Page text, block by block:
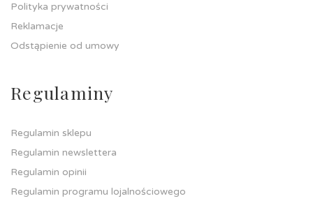
Polityka prywatności
Reklamacje
Odstąpienie od umowy
Regulaminy
Regulamin sklepu
Regulamin newslettera
Regulamin opinii
Regulamin programu lojalnościowego